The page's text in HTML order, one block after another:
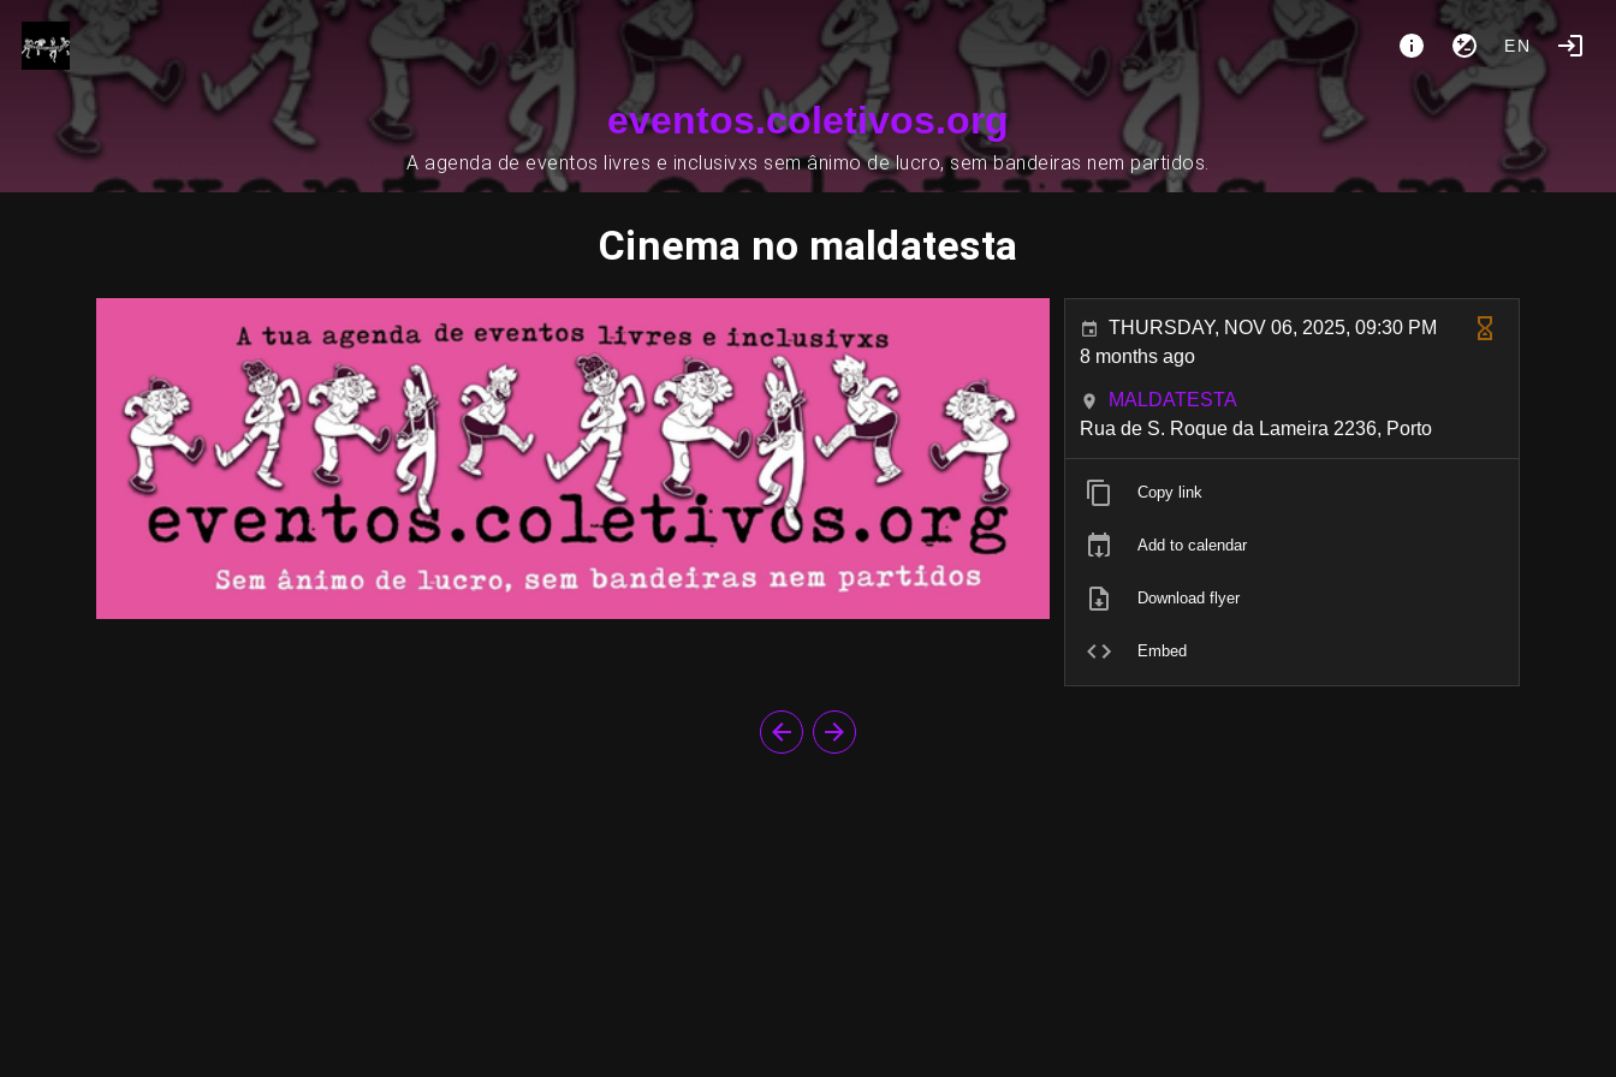
EN
eventos.coletivos.org
A agenda de eventos livres e inclusivxs sem ânimo de lucro, sem bandeiras nem partidos.
Cinema no maldatesta
THURSDAY, NOV 06, 2025, 09:30 PM
8 months ago
MALDATESTA
Rua de S. Roque da Lameira 2236, Porto
Copy link
Add to calendar
Download flyer
Embed